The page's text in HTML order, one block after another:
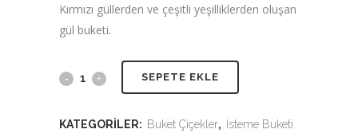
Kırmızı güllerden ve çeşitli yeşilliklerden oluşan
gül buketi.
SEPETE EKLE
KATEGORILER: Buket Çiçekler, İsteme Buketi